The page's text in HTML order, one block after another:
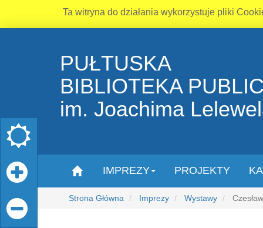
Ta witryna do działania wykorzystuje pliki
PUŁTUSKA
BIBLIOTEKA
im. Joachima
IMPREZY PROJEKTY
Strona Główna Imprezy Wystawy